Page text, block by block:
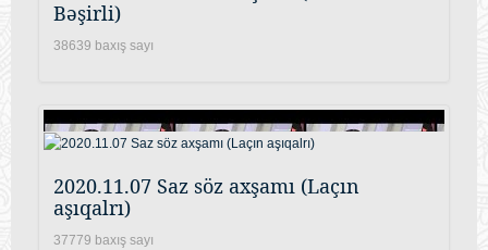
Bəşirli)
38639 baxış sayı
2020.11.07 Saz söz axşamı (Laçın
aşıqalrı)
37779 baxış sayı